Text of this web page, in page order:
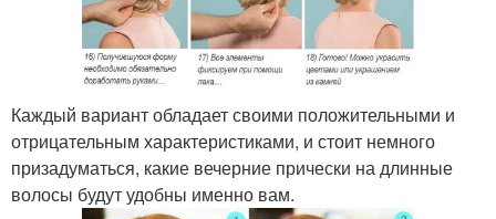
Каждый вариант обладает своими положительными и
отрицательным характеристиками, и стоит немного
призадуматься, какие вечерние прически на длинные
волосы будут удобны именно вам.